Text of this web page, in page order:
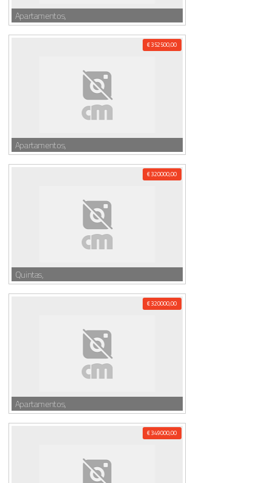
Apartamentos,
€ 352500,00
Apartamentos,
€ 320000,00
Quintas,
€ 320000,00
Apartamentos,
€ 349000,00